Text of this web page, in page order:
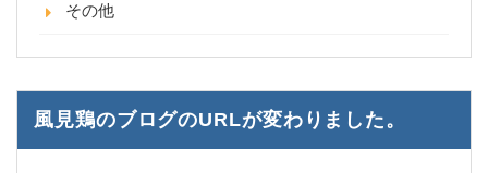
その他
風見鶏のブログのURLが変わりました。